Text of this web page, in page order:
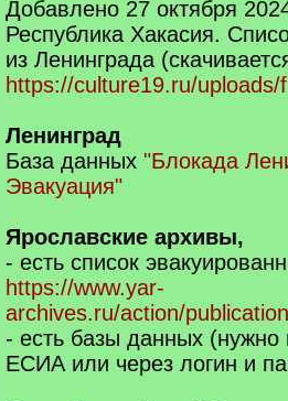
Добавлено 27 октября
Республика Хакасия.
из Ленинграда
https://culture19.ru/
Ленинград
База данных "Блокада
Эвакуация"
Ярославские архивы,
- есть список
https://www.yar-
archives.ru/action/
- есть базы данных (нужно
ЕСИА или через логин и